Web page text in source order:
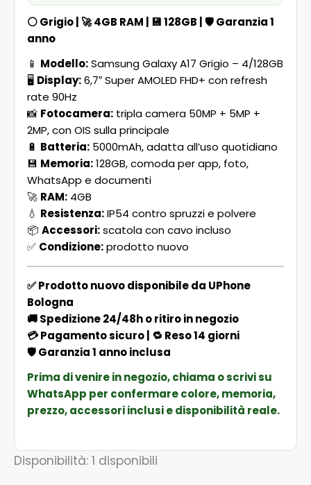
⚪Grigio | 🚀4GB RAM | 💾128GB | 🛡️Garanzia 1
anno
📱 Modello:Samsung Galaxy A17 Grigio – 4/128GB
🖥️ Display:6,7″ Super AMOLED FHD+ con refresh
rate 90Hz
📸 Fotocamera: tripla camera 50MP + 5MP +
2MP, con OIS sulla principale
🔋 Batteria: 5000mAh, adatta all’uso quotidiano
💾 Memoria:128GB, comoda per app, foto,
WhatsApp e documenti
🚀 RAM: 4GB
💧 Resistenza:IP54 contro spruzzi e polvere
📦 Accessori:scatola con cavo incluso
✅ Condizione:prodotto nuovo
✅ Prodotto nuovo disponibile da UPhone
Bologna
🚚 Spedizione 24/48h o ritiro in negozio
💳 Pagamento sicuro | 🔁 Reso 14 giorni
🛡️ Garanzia 1 anno inclusa
Prima di venire in negozio, chiama o scrivi su
WhatsApp per confermare colore, memoria,
prezzo, accessori inclusi e disponibilità reale.
Disponibilità: 1 disponibili